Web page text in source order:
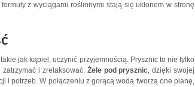
z wyciągami roślinnymi stają się ukłonem w stronę
jak kąpiel, uczynić przyjemnością. Prysznic to nie tylko
i zrelaksować. Żele pod prysznic, dzięki swojej
i potrzeb. W połączeniu z gorącą wodą tworzą one pianę,